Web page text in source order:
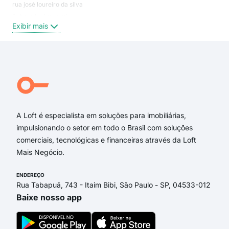
rua josé loureiro da silva
rua venâncio aires
Rua Júlio de Castilhos
Rua Ernesto Alves
Exibir mais
A Loft é especialista em soluções para imobiliárias,
impulsionando o setor em todo o Brasil com soluções
comerciais, tecnológicas e financeiras através da Loft
Mais Negócio.
ENDEREÇO
Rua Tabapuã, 743 - Itaim Bibi, São Paulo - SP, 04533-012
Baixe nosso app